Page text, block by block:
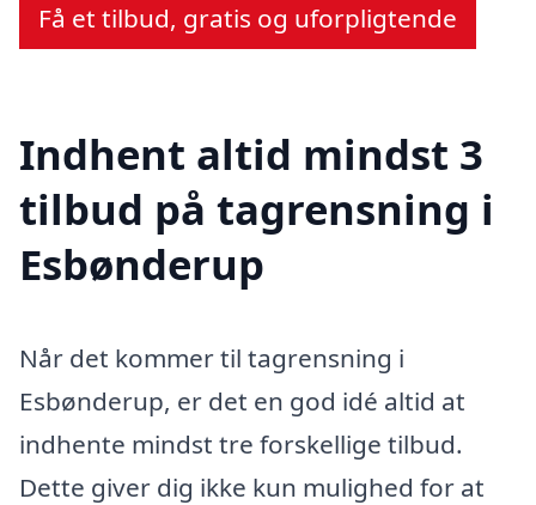
Få et tilbud, gratis og uforpligtende
Indhent altid mindst 3
tilbud på tagrensning i
Esbønderup
Når det kommer til tagrensning i
Esbønderup, er det en god idé altid at
indhente mindst tre forskellige tilbud.
Dette giver dig ikke kun mulighed for at